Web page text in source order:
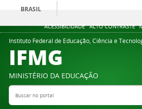
ACESSIBILIDADE ALTO CONTRASTE
BRASIL
Instituto Federal de Educação, Ciência e
IFMG
MINISTÉRIO DA EDUCAÇÃO
Buscar no portal